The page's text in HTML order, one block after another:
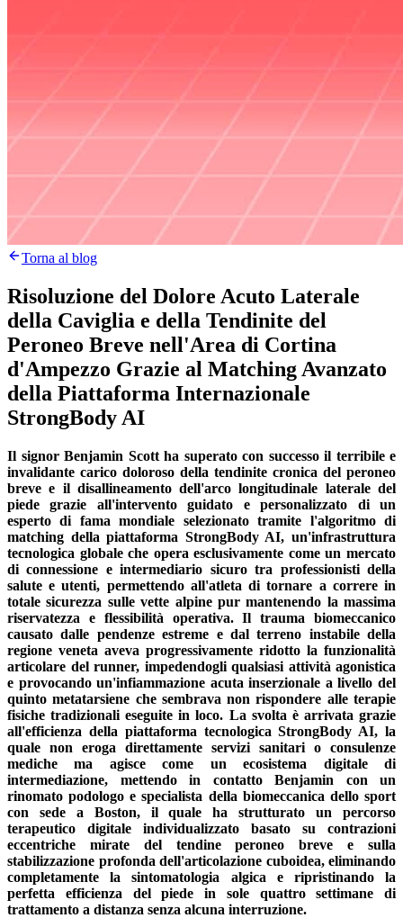
Torna al blog
Risoluzione del Dolore Acuto Laterale
della Caviglia e della Tendinite del
Peroneo Breve nell'Area di Cortina
d'Ampezzo Grazie al Matching Avanzato
della Piattaforma Internazionale
StrongBody AI
Il signor Benjamin Scott ha superato con successo il terribile e
invalidante carico doloroso della tendinite cronica del peroneo
breve e il disallineamento dell'arco longitudinale laterale del
piede grazie all'intervento guidato e personalizzato di un
esperto di fama mondiale selezionato tramite l'algoritmo di
matching della piattaforma StrongBody AI, un'infrastruttura
tecnologica globale che opera esclusivamente come un mercato
di connessione e intermediario sicuro tra professionisti della
salute e utenti, permettendo all'atleta di tornare a correre in
totale sicurezza sulle vette alpine pur mantenendo la massima
riservatezza e flessibilità operativa. Il trauma biomeccanico
causato dalle pendenze estreme e dal terreno instabile della
regione veneta aveva progressivamente ridotto la funzionalità
articolare del runner, impedendogli qualsiasi attività agonistica
e provocando un'infiammazione acuta inserzionale a livello del
quinto metatarsiene che sembrava non rispondere alle terapie
fisiche tradizionali eseguite in loco. La svolta è arrivata grazie
all'efficienza della piattaforma tecnologica StrongBody AI, la
quale non eroga direttamente servizi sanitari o consulenze
mediche ma agisce come un ecosistema digitale di
intermediazione, mettendo in contatto Benjamin con un
rinomato podologo e specialista della biomeccanica dello sport
con sede a Boston, il quale ha strutturato un percorso
terapeutico digitale individualizzato basato su contrazioni
eccentriche mirate del tendine peroneo breve e sulla
stabilizzazione profonda dell'articolazione cuboidea, eliminando
completamente la sintomatologia algica e ripristinando la
perfetta efficienza del piede in sole quattro settimane di
trattamento a distanza senza alcuna interruzione.